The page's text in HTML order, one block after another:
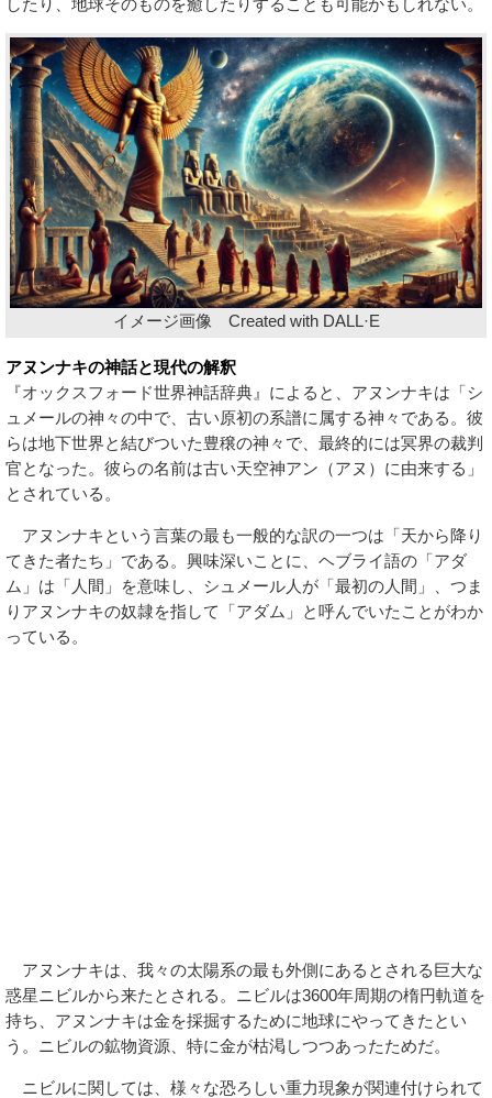
したり、地球そのものを癒したりすることも可能かもしれない。
イメージ画像 Created with DALL·E
アヌンナキの神話と現代の解釈
『オックスフォード世界神話辞典』によると、アヌンナキは「シ
ュメールの神々の中で、古い原初の系譜に属する神々である。彼
らは地下世界と結びついた豊穣の神々で、最終的には冥界の裁判
官となった。彼らの名前は古い天空神アン（アヌ）に由来する」
とされている。
アヌンナキという言葉の最も一般的な訳の一つは「天から降り
てきた者たち」である。興味深いことに、ヘブライ語の「アダ
ム」は「人間」を意味し、シュメール人が「最初の人間」、つま
りアヌンナキの奴隷を指して「アダム」と呼んでいたことがわか
っている。
アヌンナキは、我々の太陽系の最も外側にあるとされる巨大な
惑星ニビルから来たとされる。ニビルは3600年周期の楕円軌道を
持ち、アヌンナキは金を採掘するために地球にやってきたとい
う。ニビルの鉱物資源、特に金が枯渇しつつあったためだ。
ニビルに関しては、様々な恐ろしい重力現象が関連付けられて